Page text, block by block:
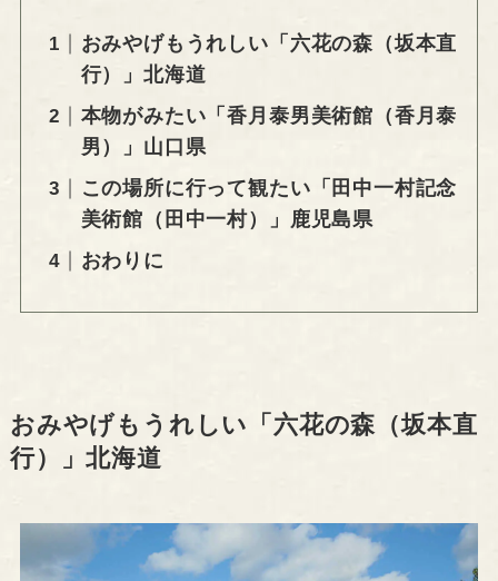
おみやげもうれしい「六花の森（坂本直
行）」北海道
本物がみたい「香月泰男美術館（香月泰
男）」山口県
この場所に行って観たい「田中一村記念
美術館（田中一村）」鹿児島県
おわりに
おみやげもうれしい「六花の森（坂本直
行）」北海道